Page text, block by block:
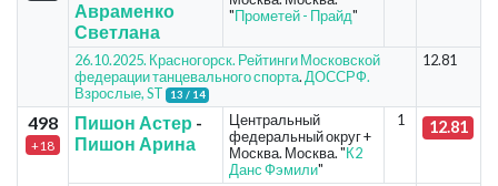
Авраменко
Светлана
"Прометей - Прайд"
26.10.2025. Красногорск. Рейтинги Московской
федерации танцевального спорта. ДОССРФ.
Взрослые, ST
13 / 14
12.81
498
+18
Пишон Астер -
Пишон Арина
Центральный
федеральный округ +
Москва. Москва. "К2
Данс Фэмили"
1 12.81